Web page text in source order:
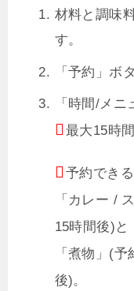
材料と調味
す。
「予約」ボ
「時間/メニ
最大15時
予約でき
「カレー /
15時間後)と
「煮物」(
後)。